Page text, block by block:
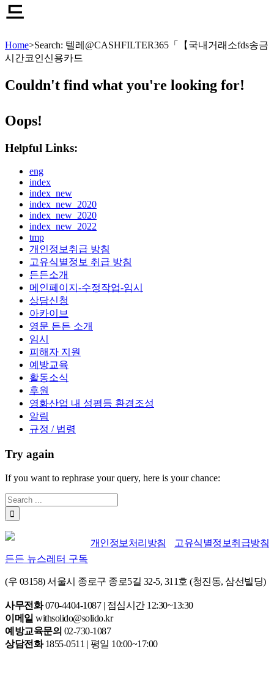
드
Home>Search: 텔레@CASHFILTER365「【국내거래소fds송금
시간코인신용카드
Couldn't find what you're looking for!
Oops!
Helpful Links:
eng
index
index_new
index_new_2020
index_new_2020
index_new_2022
tmp
개인정보취급 방침
고유식별정보 취급 방침
든든소개
메인페이지-수정작업-임시
상담신청
아카이브
영문 든든 소개
임시
피해자 지원
예방교육
활동소식
후원
영화산업 내 성평등 환경조성
알림
규정 / 법령
Try again
If you want to rephrase your query, here is your chance:
개인정보처리방침
고유식별정보취급방침
든든 뉴스레터 구독
(우 03158) 서울시 종로구 종로5길 32-5, 311호 (청진동, 삼선빌딩)
사무전화070-4404-1087 | 점심시간 12:30~13:30
이메일 withsolido@solido.kr
예방교육문의 02-730-1087
상담전화1855-0511 | 평일 10:00~17:00